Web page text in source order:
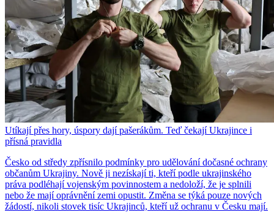
Utíkají přes hory, úspory dají pašerákům. Teď čekají Ukrajince i
přísná pravidla
Česko od středy zpřísnilo podmínky pro udělování dočasné ochrany
občanům Ukrajiny. Nově ji nezískají ti, kteří podle ukrajinského
práva podléhají vojenským povinnostem a nedoloží, že je splnili
nebo že mají oprávnění zemi opustit. Změna se týká pouze nových
žádostí, nikoli stovek tisíc Ukrajinců, kteří už ochranu v Česku mají.